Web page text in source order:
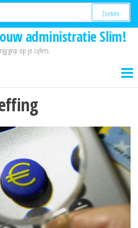
administratie Slim!
grip op je cijfers.